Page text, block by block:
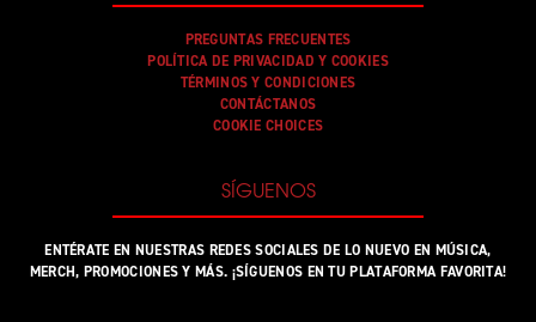
PREGUNTAS FRECUENTES
POLÍTICA DE PRIVACIDAD Y COOKIES
TÉRMINOS Y CONDICIONES
CONTÁCTANOS
COOKIE CHOICES
SÍGUENOS
ENTÉRATE EN NUESTRAS REDES SOCIALES DE LO NUEVO EN MÚSICA,
MERCH, PROMOCIONES Y MÁS. ¡SÍGUENOS EN TU PLATAFORMA FAVORITA!